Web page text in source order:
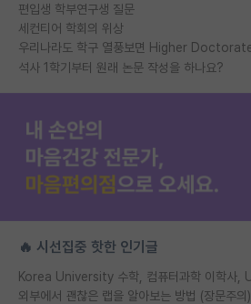
편입생 학부연구생 질문
세컨티어 학회의 위상
석사 1학기부터 원래 논문 작성을 하나요?
🔥 시선집중 핫한 인기글
외부에서 괜찮은 랩을 알아보는 방법 (장문주의)